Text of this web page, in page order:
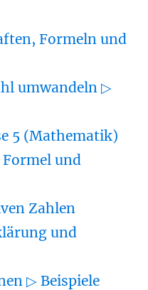
Formeln und
umwandeln ▷
5 (Mathematik)
Formel und
Zahlen
und
▷ Beispiele